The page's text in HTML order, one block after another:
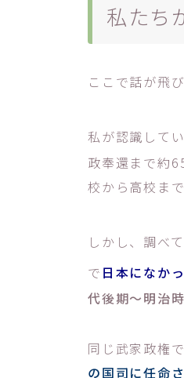
私たち
ここで話が飛
私が認識してい
政奉還まで約
校から高校ま
しかし、調べ
で 日本になか
代後期～明治
同じ武家政権
の国司に任命